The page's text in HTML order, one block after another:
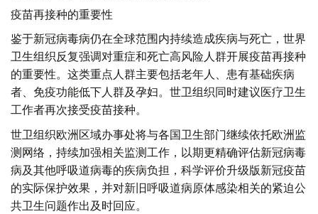
疫苗再接种的重要性
鉴于新冠病毒病仍在全球范围内持续造成疾病与死亡，世界
卫生组织反复强调对重症和死亡高风险人群开展疫苗再接种
的重要性。这类重点人群主要包括老年人、患有基础疾病
者、免疫功能低下人群及孕妇。世卫组织同时建议医疗卫生
工作者再次接受疫苗接种。
世卫组织欧洲区域办事处将与各国卫生部门继续依托欧洲监
测网络，持续加强相关监测工作，以期更精确评估新冠病毒
病及其他呼吸道病毒的疾病负担，科学评价升级版新冠疫苗
的实际保护效果，并对新旧呼吸道病原体感染相关的紧迫公
共卫生问题作出及时回应。